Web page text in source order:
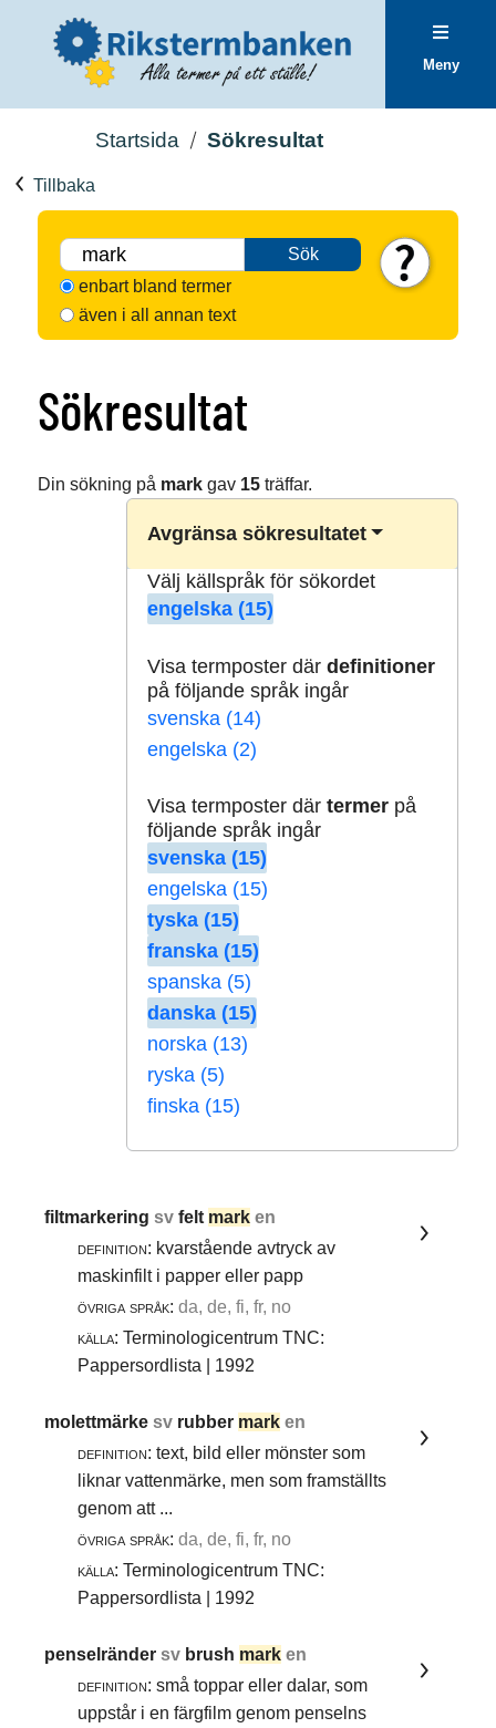
Meny
Startsida Sökresultat
Tillbaka
Sök
enbart bland termer
även i all annan text
Sökresultat
Din sökning på markgav 15träffar.
Avgränsa sökresultatet
Välj källspråk för sökordet
engelska (15)
Visa termposter där definitioner
på följande språk ingår
svenska (14)
engelska (2)
Visa termposter där termerpå
följande språk ingår
svenska (15)
engelska (15)
tyska (15)
franska (15)
spanska (5)
danska (15)
norska (13)
ryska (5)
finska (15)
filtmarkeringsvfelt mark en
definition: kvarstående avtryck av
maskinfilt i papper eller papp
övriga språk: da, de, fi, fr, no
källa: Terminologicentrum TNC:
Pappersordlista | 1992
molettmärkesv rubber mark en
definition: text, bild eller mönster som
liknar vattenmärke, men som framställts
genom att ...
övriga språk: da, de, fi, fr, no
källa: Terminologicentrum TNC:
Pappersordlista | 1992
penselrändersv brush mark en
definition: små toppar eller dalar, som
uppstår i en färgfilm genom penselns